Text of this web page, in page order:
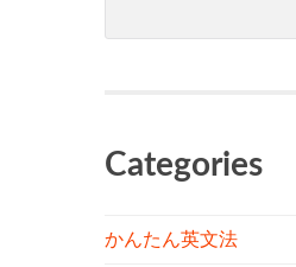
Categories
かんたん英文法